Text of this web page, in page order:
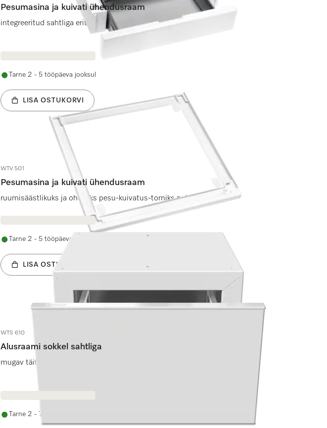
Pesumasina ja kuivati ühendusraam
integreeritud sahtliga eriti mugava pesumasina-kuivati torni jaoks.
Tarne 2 - 5 tööpäeva jooksul
LISA OSTUKORVI
WTV 501
Pesumasina ja kuivati ühendusraam
ruumisäästlikuks ja ohutuks pesu-kuivatus-torniks paigaldamiseks.
Tarne 2 - 5 tööpäeva jooksul
LISA OSTUKORVI
WTS 610
Alusraami sokkel sahtliga
mugav täitmine ja tühjendamine tänu kõrgemale paigutusele.
Tarne 2 - 7 tööpäeva jooksul